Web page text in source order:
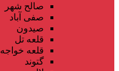
صالح شهر
صفی آباد
صیدون
قلعه تل
قلعه خواجه
گتوند